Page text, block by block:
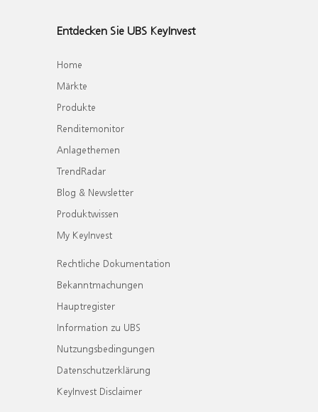
Entdecken Sie UBS KeyInvest
Home
Märkte
Produkte
Renditemonitor
Anlagethemen
TrendRadar
Blog & Newsletter
Produktwissen
My KeyInvest
Rechtliche Dokumentation
Bekanntmachungen
Hauptregister
Information zu UBS
Nutzungsbedingungen
Datenschutzerklärung
KeyInvest Disclaimer